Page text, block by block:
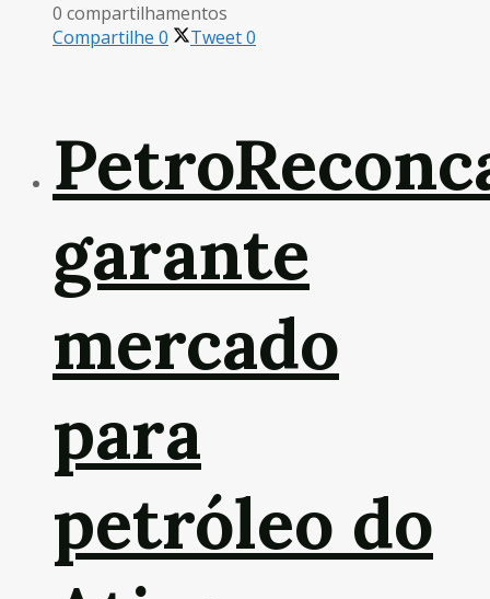
0 compartilhamentos
Compartilhe 0 Tweet0
garante
mercado
para
petróleo do